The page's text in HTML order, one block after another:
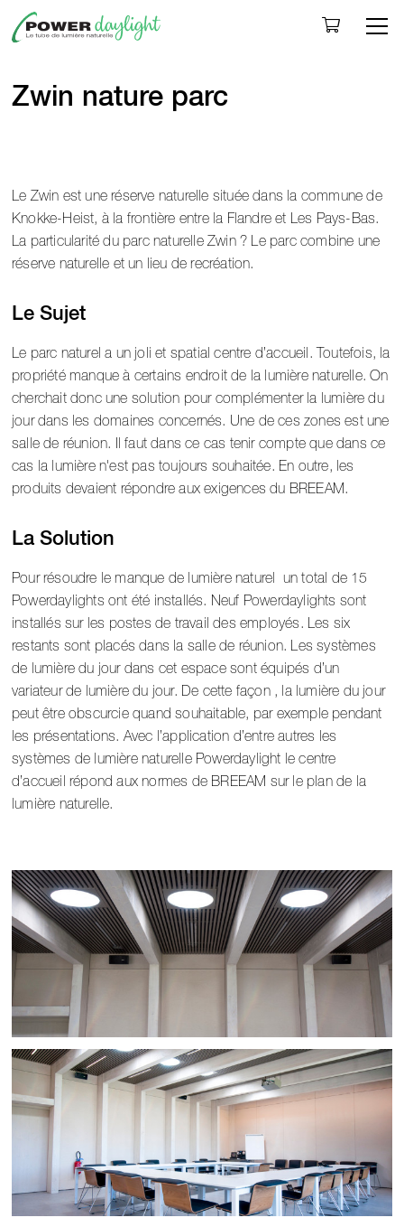
Zwin nature parc
Le Zwin est une réserve naturelle située dans la commune de
Knokke-Heist, à la frontière entre la Flandre et Les Pays-Bas.
La particularité du parc naturelle Zwin ? Le parc combine une
réserve naturelle et un lieu de recréation.
Le Sujet
Le parc naturel a un joli et spatial centre d’accueil. Toutefois, la
propriété manque à certains endroit de la lumière naturelle. On
cherchait donc une solution pour complémenter la lumière du
jour dans les domaines concernés. Une de ces zones est une
salle de réunion. Il faut dans ce cas tenir compte que dans ce
cas la lumière n'est pas toujours souhaitée. En outre, les
produits devaient répondre aux exigences du BREEAM.
La Solution
Pour résoudre le manque de lumière naturel un total de 15
Powerdaylights ont été installés. Neuf Powerdaylights sont
installés sur les postes de travail des employés. Les six
restants sont placés dans la salle de réunion. Les systèmes
de lumière du jour dans cet espace sont équipés d’un
variateur de lumière du jour. De cette façon , la lumière du jour
peut être obscurcie quand souhaitable, par exemple pendant
les présentations. Avec l’application d’entre autres les
systèmes de lumière naturelle Powerdaylight le centre
d’accueil répond aux normes de BREEAM sur le plan de la
lumière naturelle.